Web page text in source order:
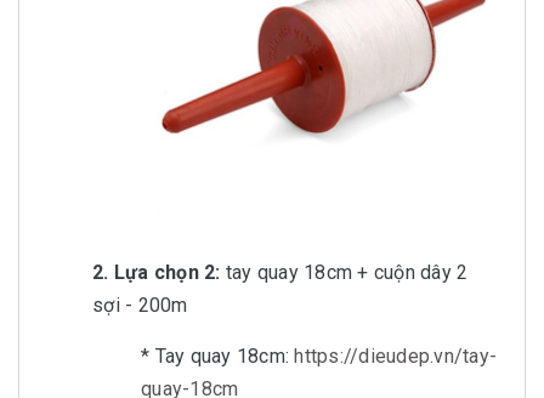
2. Lựa chọn 2: tay quay 18cm + cuộn dây 2
sợi - 200m
* Tay quay 18cm:https://dieudep.vn/tay-
quay-18cm